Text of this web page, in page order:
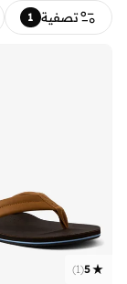
تصفية 1
5
(
1
)